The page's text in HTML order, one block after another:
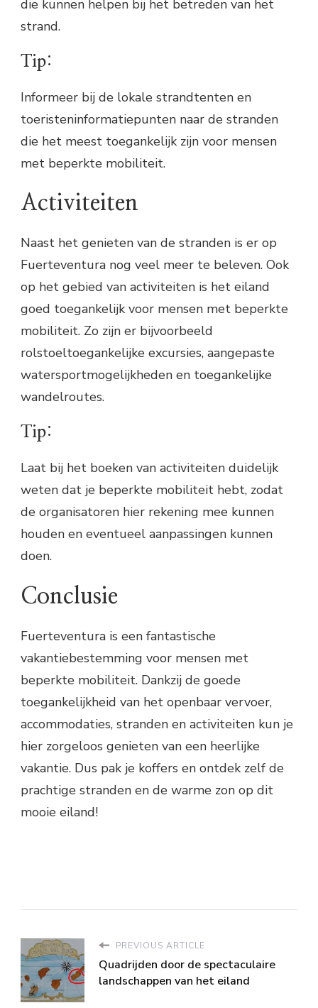
die kunnen helpen bij het betreden van het
strand.
Tip:
Informeer bij de lokale strandtenten en
toeristeninformatiepunten naar de stranden
die het meest toegankelijk zijn voor mensen
met beperkte mobiliteit.
Activiteiten
Naast het genieten van de stranden is er op
Fuerteventura nog veel meer te beleven. Ook
op het gebied van activiteiten is het eiland
goed toegankelijk voor mensen met beperkte
mobiliteit. Zo zijn er bijvoorbeeld
rolstoeltoegankelijke excursies, aangepaste
watersportmogelijkheden en toegankelijke
wandelroutes.
Tip:
Laat bij het boeken van activiteiten duidelijk
weten dat je beperkte mobiliteit hebt, zodat
de organisatoren hier rekening mee kunnen
houden en eventueel aanpassingen kunnen
doen.
Conclusie
Fuerteventura is een fantastische
vakantiebestemming voor mensen met
beperkte mobiliteit. Dankzij de goede
toegankelijkheid van het openbaar vervoer,
accommodaties, stranden en activiteiten kun je
hier zorgeloos genieten van een heerlijke
vakantie. Dus pak je koffers en ontdek zelf de
prachtige stranden en de warme zon op dit
mooie eiland!
PREVIOUS ARTICLE
Quadrijden door de spectaculaire
landschappen van het eiland